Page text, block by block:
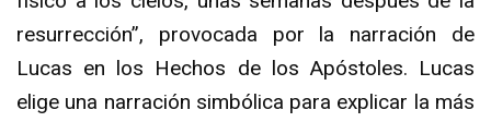
resurrección”, provocada por la narración de
Lucas en los Hechos de los Apóstoles. Lucas
elige una narración simbólica para explicar la más